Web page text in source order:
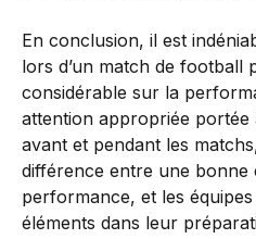
En conclusion, il est
lors d’un match de football
considérable sur la
attention appropriée portée
avant et pendant les
différence entre une bonne
performance, et les
éléments dans leur